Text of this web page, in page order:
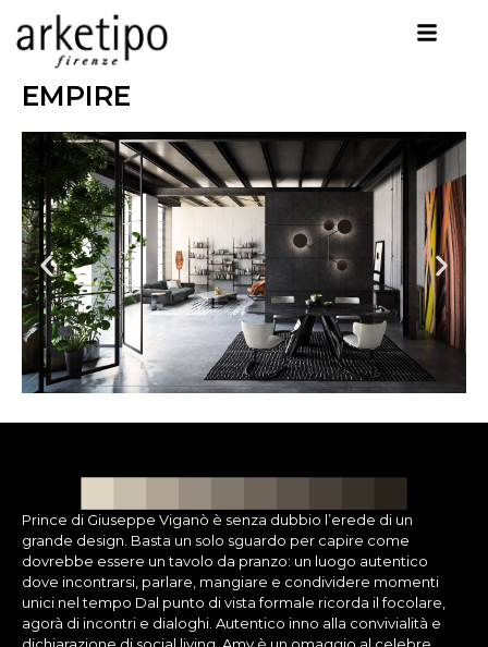
EMPIRE
Prince di Giuseppe Viganò è senza dubbio l’erede di un
grande design. Basta un solo sguardo per capire come
dovrebbe essere un tavolo da pranzo: un luogo autentico
dove incontrarsi, parlare, mangiare e condividere momenti
unici nel tempo Dal punto di vista formale ricorda il focolare,
agorà di incontri e dialoghi. Autentico inno alla convivialità e